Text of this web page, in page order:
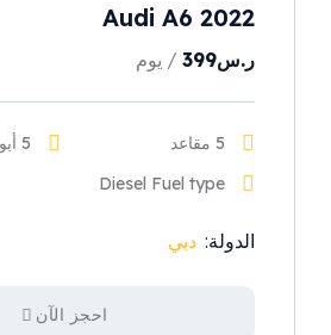
Audi A6 2022
ر.س399 / يوم
5 مقاعد
5 أبواب
Diesel Fuel type
الدولة: دبي
احجز الآن